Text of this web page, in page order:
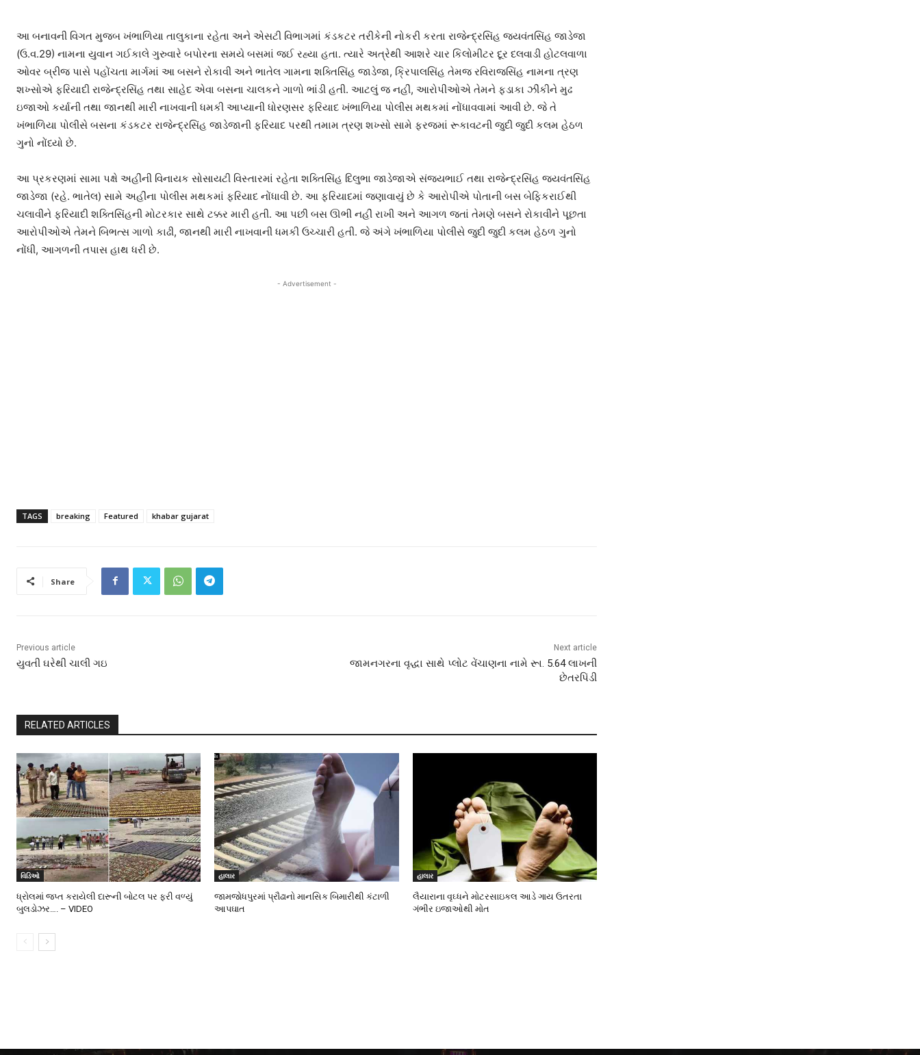
આ બનાવની વિગત મુજબ ખંભાળિયા તાલુકાના રહેતા અને એસટી વિભાગમાં કંડકટર તરીકેની નોકરી કરતા રાજેન્દ્રસિંહ જયવંતસિંહ જાડેજા
(ઉ.વ.29) નામના યુવાન ગઈકાલે ગુરુવારે બપોરના સમયે બસમાં જઈ રહ્યા હતા. ત્યારે અત્રેથી આશરે ચાર કિલોમીટર દૂર દલવાડી હોટલવાળા
ઓવર બ્રીજ પાસે પહોંચતા માર્ગમાં આ બસને રોકાવી અને ભાતેલ ગામના શક્તિસિંહ જાડેજા, ક્રિપાલસિંહ તેમજ રવિરાજસિંહ નામના ત્રણ
શખ્સોએ ફરિયાદી રાજેન્દ્રસિંહ તથા સાહેદ એવા બસના ચાલકને ગાળો ભાંડી હતી. આટલું જ નહીં, આરોપીઓએ તેમને ફડાકા ઝીંકીને મુઢ
ઇજાઓ કર્યાની તથા જાનથી મારી નાખવાની ધમકી આપ્યાની ધોરણસર ફરિયાદ ખંભાળિયા પોલીસ મથકમાં નોંધાવવામાં આવી છે. જે તે
ખંભાળિયા પોલીસે બસના કંડકટર રાજેન્દ્રસિંહ જાડેજાની ફરિયાદ પરથી તમામ ત્રણ શખ્સો સામે ફરજમાં રૂકાવટની જુદી જુદી કલમ હેઠળ
ગુનો નોંધ્યો છે.
આ પ્રકરણમાં સામા પક્ષે અહીંની વિનાયક સોસાયટી વિસ્તારમાં રહેતા શક્તિસિંહ દિલુભા જાડેજાએ સંજયભાઈ તથા રાજેન્દ્રસિંહ જયવંતસિંહ
જાડેજા (રહે. ભાતેલ) સામે અહીંના પોલીસ મથકમાં ફરિયાદ નોંધાવી છે. આ ફરિયાદમાં જણાવાયું છે કે આરોપીએ પોતાની બસ બેફિકરાઈથી
ચલાવીને ફરિયાદી શક્તિસિંહની મોટરકાર સાથે ટક્કર મારી હતી. આ પછી બસ ઊભી નહીં રાખી અને આગળ જતાં તેમણે બસને રોકાવીને પૂછતા
આરોપીઓએ તેમને બિભત્સ ગાળો કાઢી, જાનથી મારી નાખવાની ધમકી ઉચ્ચારી હતી. જે અંગે ખંભાળિયા પોલીસે જુદી જુદી કલમ હેઠળ ગુનો
નોંધી, આગળની તપાસ હાથ ધરી છે.
- Advertisement -
TAGS breaking Featured khabar gujarat
Share
Previous article
યુવતી ઘરેથી ચાલી ગઇ
Next article
જામનગરના વૃદ્ધા સાથે પ્લોટ વેંચાણના નામે રૂા. 5.64 લાખની
છેતરપિંડી
RELATED ARTICLES
વિડિઓ
ધ્રોલમાં જપ્ત કરાયેલી દારૂની બોટલ પર ફરી વળ્યું
બુલડોઝર…. – VIDEO
હાલાર
જામજોધપુરમાં પ્રૌઢાનો માનસિક બિમારીથી કંટાળી
આપઘાત
હાલાર
લૈયારાના વૃઘ્ધને મોટરસાઇકલ આડે ગાય ઉતરતા
ગંભીર ઇજાઓથી મોત